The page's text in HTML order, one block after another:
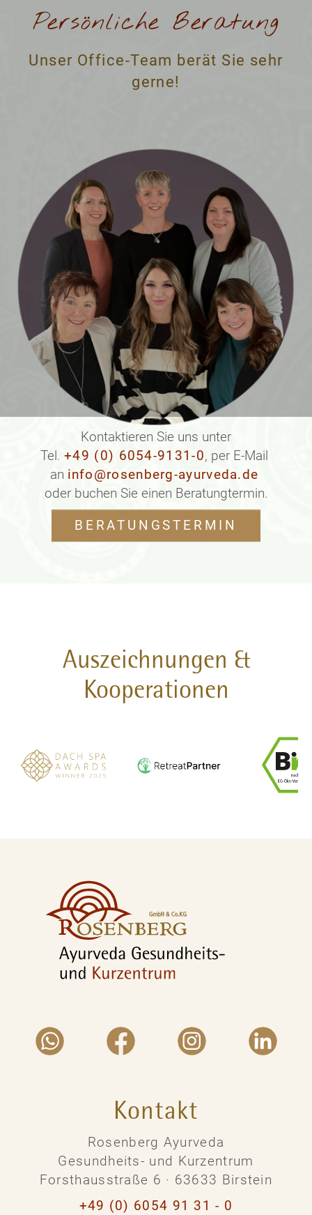
Persönliche Beratung
Unser Office-Team berät Sie sehr
gerne!
Kontaktieren Sie uns unter
Tel.+49 (0) 6054-9131-0, per E-Mail
an info@rosenberg-ayurveda.de
oder buchen Sie einen Beratungtermin.
BERATUNGSTERMIN
Auszeichnungen &
Kooperationen
Kontakt
Rosenberg Ayurveda
Gesundheits- und Kurzentrum
Forsthausstraße 6 · 63633 Birstein
+49 (0) 6054 91 31 - 0